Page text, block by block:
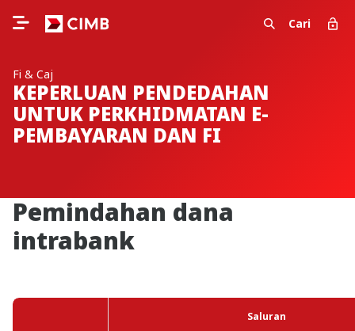
Cari
Fi & Caj
KEPERLUAN PENDEDAHAN
UNTUK PERKHIDMATAN E-
PEMBAYARAN DAN FI
Pemindahan dana
intrabank
Saluran